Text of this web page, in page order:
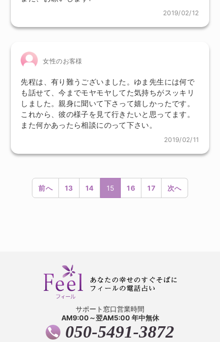
2019/02/12
女性のお客様
先程は、有り難うございました。ゆま先生には何で
も話せて、今までモヤモヤしてた気持ちがスッキリ
しました。親身に聞いて下さって嬉しかったです。
これから、彼の様子を見て行きたいと思ってます。
また何かあったら相談にのって下さい。
2019/02/11
前へ 13 14 15 16 17 次へ
サポート窓口営業時間
AM9:00～翌AM5:00 年中無休
050-5491-3872